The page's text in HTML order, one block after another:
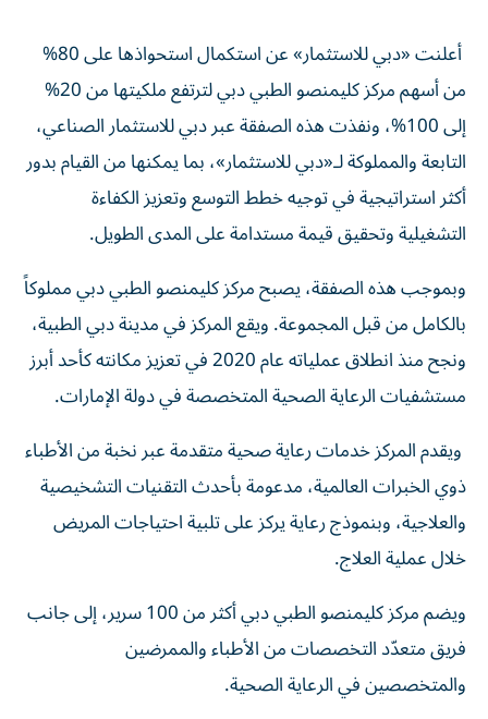
أعلنت «دبي للاستثمار» عن استكمال استحواذها على 80%
من أسهم مركز كليمنصو الطبي دبي لترتفع ملكيتها من 20%
إلى 100%، ونفذت هذه الصفقة عبر دبي للاستثمار الصناعي،
التابعة والمملوكة لـ«دبي للاستثمار»، بما يمكنها من القيام بدور
أكثر استراتيجية في توجيه خطط التوسع وتعزيز الكفاءة
التشغيلية وتحقيق قيمة مستدامة على المدى الطويل.
وبموجب هذه الصفقة، يصبح مركز كليمنصو الطبي دبي مملوكاً
بالكامل من قبل المجموعة. ويقع المركز في مدينة دبي الطبية،
ونجح منذ انطلاق عملياته عام 2020 في تعزيز مكانته كأحد أبرز
مستشفيات الرعاية الصحية المتخصصة في دولة الإمارات.
ويقدم المركز خدمات رعاية صحية متقدمة عبر نخبة من الأطباء
ذوي الخبرات العالمية، مدعومة بأحدث التقنيات التشخيصية
والعلاجية، وبنموذج رعاية يركز على تلبية احتياجات المريض
خلال عملية العلاج.
ويضم مركز كليمنصو الطبي دبي أكثر من 100 سرير، إلى جانب
فريق متعدّد التخصصات من الأطباء والممرضين
والمتخصصين في الرعاية الصحية.